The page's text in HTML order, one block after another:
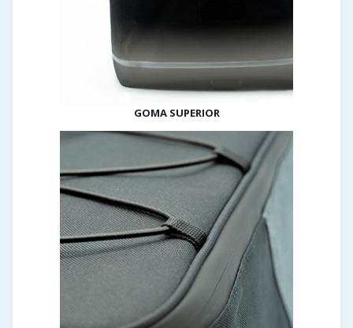
GOMA SUPERIOR